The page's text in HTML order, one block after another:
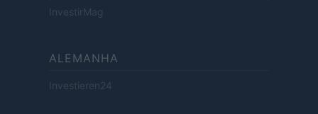
InvestirMag
ALEMANHA
Investieren24